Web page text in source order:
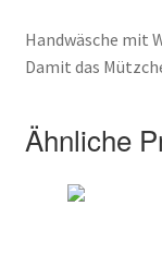
Handwäsche mit
Damit das
Ähnliche